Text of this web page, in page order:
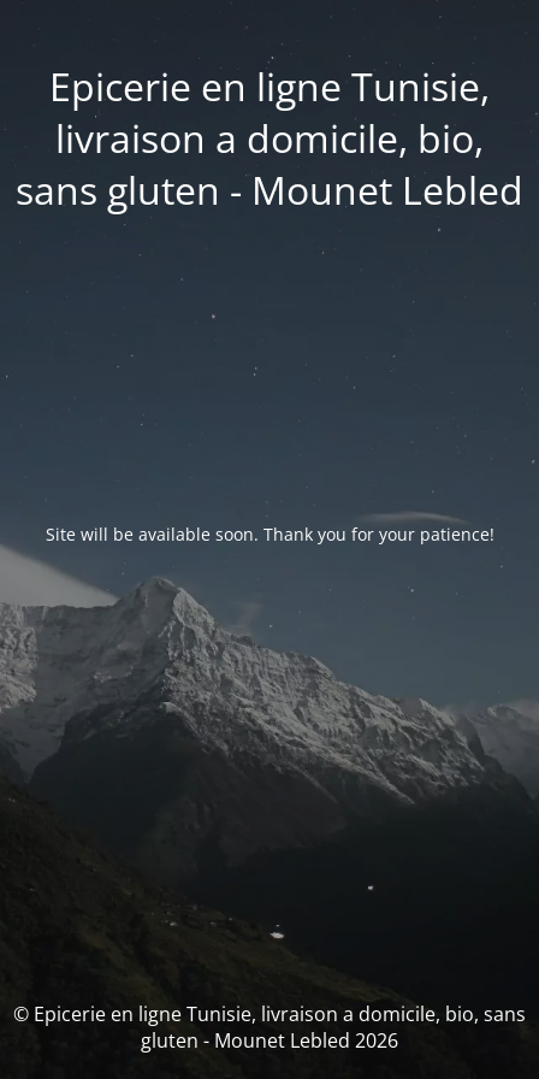
Epicerie en ligne Tunisie,
livraison a domicile, bio,
sans gluten - Mounet Lebled
Site will be available soon. Thank you for your patience!
© Epicerie en ligne Tunisie, livraison a domicile, bio, sans
gluten - Mounet Lebled 2026